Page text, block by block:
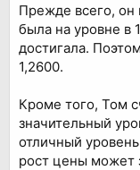
Прежде всего, он
была на уровне в
достигала.
1,2600.
Кроме того, Том
значительный
отличный
рост цены может